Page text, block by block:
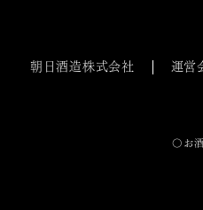
朝日酒造株式会社 運営
〇お